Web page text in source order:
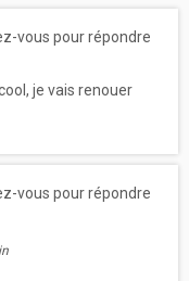
vous pour répondre
je vais renouer
vous pour répondre